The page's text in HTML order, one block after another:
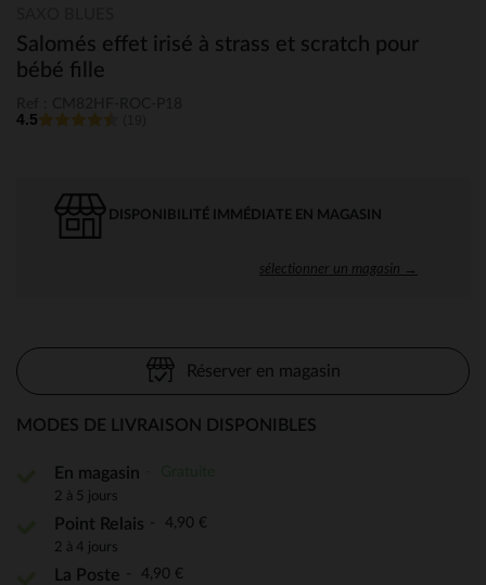
Salomés effet irisé à strass et scratch pour
bébé fille
4.5
DISPONIBILITÉ IMMÉDIATE EN MAGASIN
sélectionner un magasin →
Réserver en magasin
MODES DE LIVRAISON DISPONIBLES
En magasin
2 à 5 jours
Point Relais 4,90 €
2 à 4 jours
La Poste 4,90 €